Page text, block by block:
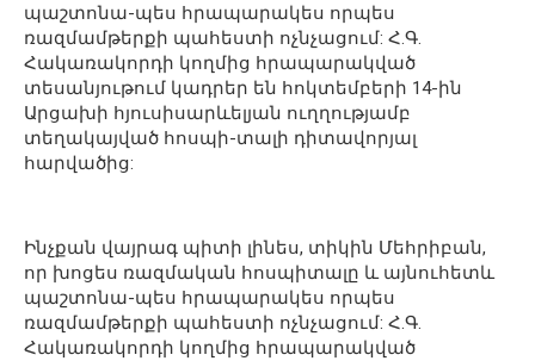
պաշտոնա-պես հրապարակես որպես
ռազմամթերքի պահեստի ոչնչացում: Հ.Գ.
Հակառակորդի կողմից հրապարակված
տեսանյութում կադրեր են հոկտեմբերի 14-ին
Արցախի հյուսիսարևելյան ուղղությամբ
տեղակայված հոսպի-տալի դիտավորյալ
հարվածից:
Ինչքան վայրագ պիտի լինես, տիկին Մեհրիբան,
որ խոցես ռազմական հոսպիտալը և այնուհետև
պաշտոնա-պես հրապարակես որպես
ռազմամթերքի պահեստի ոչնչացում: Հ.Գ.
Հակառակորդի կողմից հրապարակված